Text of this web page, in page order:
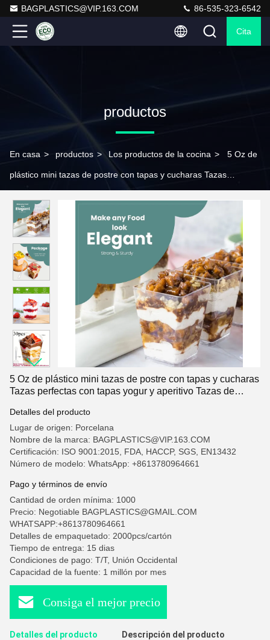
BAGPLASTICS@VIP.163.COM 86-535-323-6542
Cita
productos
En casa > productos > Los productos de la cocina > 5 Oz de
plástico mini tazas de postre con tapas y cucharas Tazas
pudín, helados, frutas, libre de BPA, limpio y reciclable.
5 Oz de plástico mini tazas de postre con tapas y cucharas
Tazas perfectas con tapas yogur y aperitivo Tazas de
limpio y reciclable.
Detalles del producto
Lugar de origen: Porcelana
Nombre de la marca: BAGPLASTICS@VIP.163.COM
Certificación: ISO 9001:2015, FDA, HACCP, SGS, EN13432
Número de modelo: WhatsApp: +8613780964661
Pago y términos de envío
Cantidad de orden mínima: 1000
Precio: Negotiable BAGPLASTICS@GMAIL.COM
WHATSAPP:+8613780964661
Detalles de empaquetado: 2000pcs/cartón
Tiempo de entrega: 15 dias
Condiciones de pago: T/T, Unión Occidental
Capacidad de la fuente: 1 millón por mes
Consiga el mejor precio
Detalles del producto Descripción del producto